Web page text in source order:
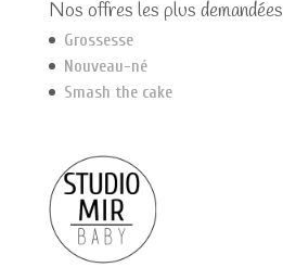
Nos offres les plus demandées
Grossesse
Nouveau-né
Smash the cake